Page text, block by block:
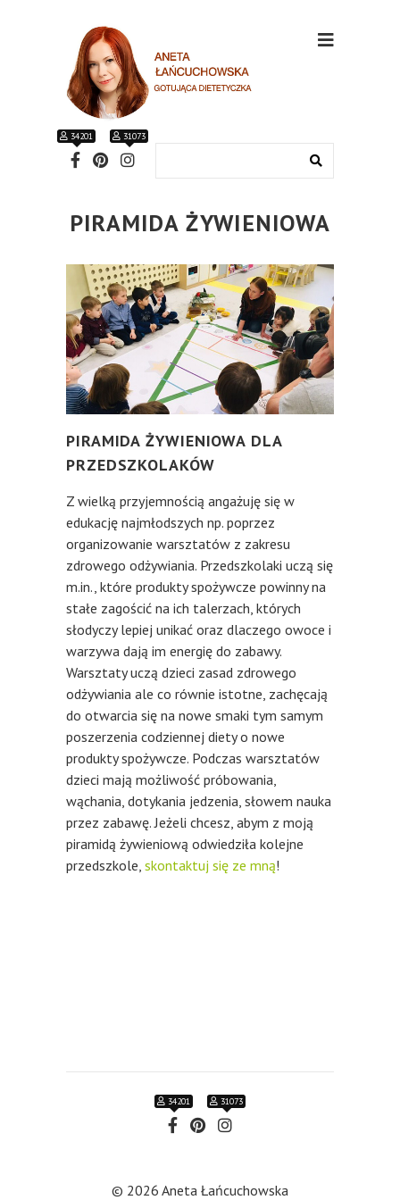
34201 31073
PIRAMIDA ŻYWIENIOWA
PIRAMIDA ŻYWIENIOWA DLA
PRZEDSZKOLAKÓW
Z wielką przyjemnością angażuję się w
edukację najmłodszych np. poprzez
organizowanie warsztatów z zakresu
zdrowego odżywiania. Przedszkolaki uczą się
m.in., które produkty spożywcze powinny na
stałe zagościć na ich talerzach, których
słodyczy lepiej unikać oraz dlaczego owoce i
warzywa dają im energię do zabawy.
Warsztaty uczą dzieci zasad zdrowego
odżywiania ale co równie istotne, zachęcają
do otwarcia się na nowe smaki tym samym
poszerzenia codziennej diety o nowe
produkty spożywcze. Podczas warsztatów
dzieci mają możliwość próbowania,
wąchania, dotykania jedzenia, słowem nauka
przez zabawę. Jeżeli chcesz, abym z moją
piramidą żywieniową odwiedziła kolejne
przedszkole, skontaktuj się ze mną!
34201 31073
© 2026 Aneta Łańcuchowska